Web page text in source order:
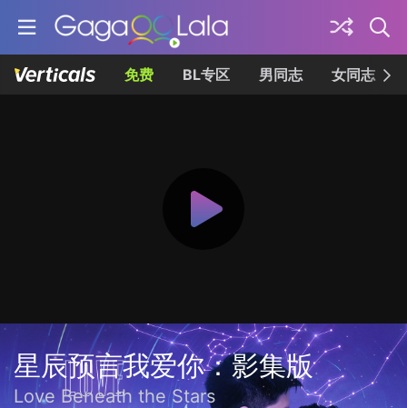
免费 BL专区 男同志 女同志
星辰预言我爱你：影集版
Love Beneath the Stars